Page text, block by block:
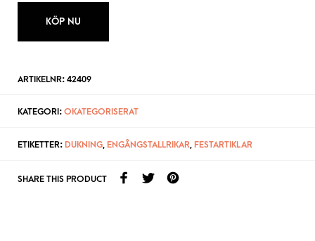
KÖP NU
ARTIKELNR: 42409
KATEGORI: OKATEGORISERAT
ETIKETTER: DUKNING, ENGÅNGSTALLRIKAR, FESTARTIKLAR
SHARE THIS PRODUCT